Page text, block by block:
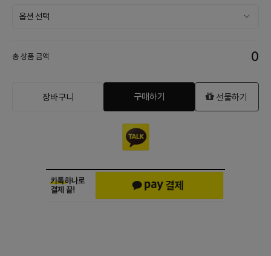
총 상품 금액 0
장바구니 구매하기 선물하기